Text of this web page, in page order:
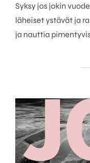
Syksy jos jokin
läheiset ystävät ja
ja nauttia